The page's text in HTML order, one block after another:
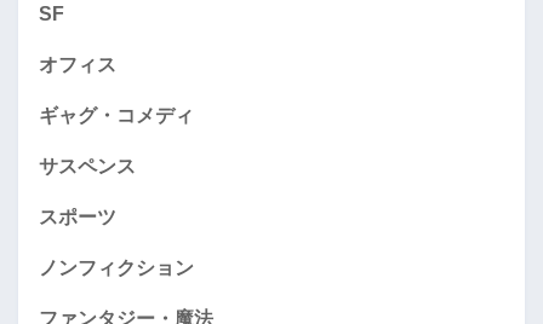
SF
オフィス
ギャグ・コメディ
サスペンス
スポーツ
ノンフィクション
ファンタジー・魔法